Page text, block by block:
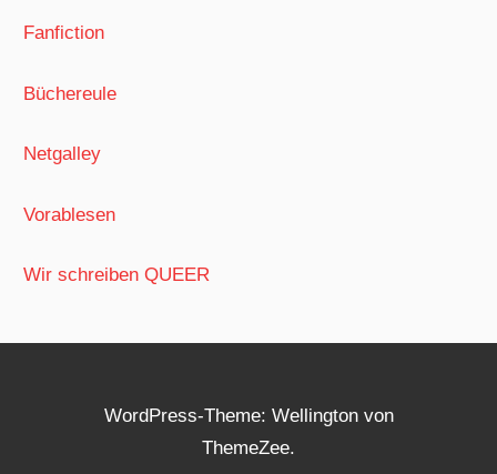
Fanfiction
Büchereule
Netgalley
Vorablesen
Wir schreiben QUEER
WordPress-Theme: Wellington von
ThemeZee.